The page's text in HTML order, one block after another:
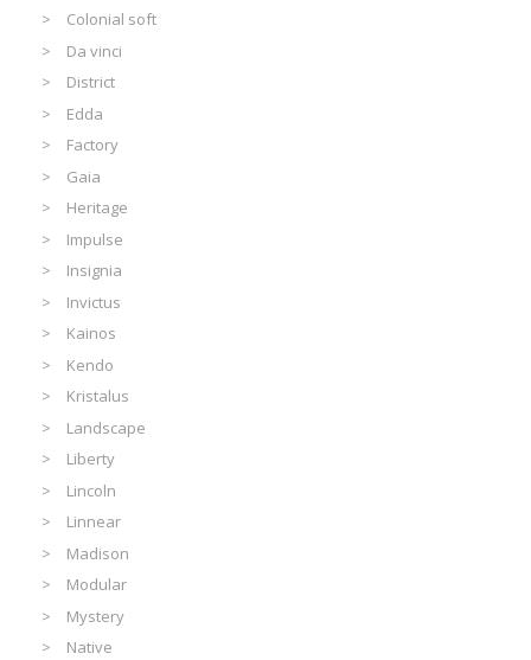
Colonial soft
Da vinci
District
Edda
Factory
Gaia
Heritage
Impulse
Insignia
Invictus
Kainos
Kendo
Kristalus
Landscape
Liberty
Lincoln
Linnear
Madison
Modular
Mystery
Native